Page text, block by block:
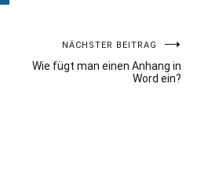
NÄCHSTER BEITRAG
Wie fügt man einen Anhang in
Word ein?